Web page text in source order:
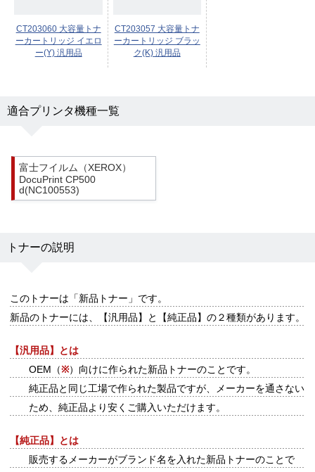
CT203060 大容量トナ
ーカートリッジ イエロ
ー(Y) 汎用品
CT203057 大容量トナ
ーカートリッジ ブラッ
ク(K) 汎用品
適合プリンタ機種一覧
富士フイルム（XEROX）
DocuPrint CP500
d(NC100553)
トナーの説明
このトナーは 「新品トナー」 です。
新品のトナーには、【汎用品】と【純正品】の２種類があります。
【汎用品】とは
OEM（※）向けに作られた新品トナーのことです。
純正品と同じ工場で作られた製品ですが、メーカーを通さない
ため、純正品より安くご購入いただけます。
【純正品】とは
販売するメーカーがブランド名を入れた新品トナーのことで